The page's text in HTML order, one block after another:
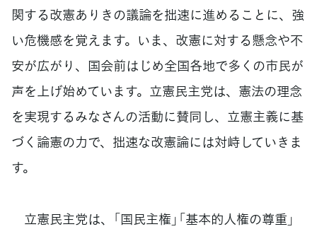
関する改憲ありきの議論を拙速に進めることに、強
い危機感を覚えます。いま、改憲に対する懸念や不
安が広がり、国会前はじめ全国各地で多くの市民が
声を上げ始めています。立憲民主党は、憲法の理念
を実現するみなさんの活動に賛同し、立憲主義に基
づく論憲の力で、拙速な改憲論には対峙していきま
す。
立憲民主党は、「国民主権」「基本的人権の尊重」